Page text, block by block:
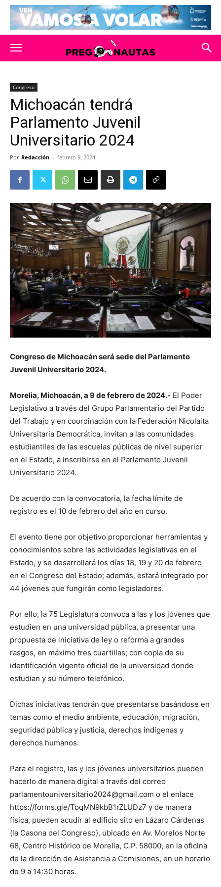
Congreso
Michoacán tendrá
Parlamento Juvenil
Universitario 2024
Por Redacción - febrero 9, 2024
Congreso de Michoacán será sede del Parlamento
Juvenil Universitario 2024.
Morelia, Michoacán, a 9 de febrero de 2024.- El Poder
Legislativo a través del Grupo Parlamentario del Partido
del Trabajo y en coordinación con la Federación Nicolaita
Universitaria Democrática, invitan a las comunidades
estudiantiles de las escuelas públicas de nivel superior
en el Estado, a inscribirse en el Parlamento Juvenil
Universitario 2024.
De acuerdo con la convocatoria, la fecha límite de
registro es el 10 de febrero del año en curso.
El evento tiene por objetivo proporcionar herramientas y
conocimientos sobre las actividades legislativas en el
Estado, y se desarrollará los días 18, 19 y 20 de febrero
en el Congreso del Estado; además, estará integrado por
44 jóvenes que fungirán como legisladores.
Por ello, la 75 Legislatura convoca a las y los jóvenes que
estudien en una universidad pública, a presentar una
propuesta de iniciativa de ley o reforma a grandes
rasgos, en máximo tres cuartillas; con copia de su
identificación vigente oficial de la universidad donde
estudian y su número telefónico.
Dichas iniciativas tendrán que presentarse basándose en
temas como el medio ambiente, educación, migración,
seguridad pública y justicia, derechos indígenas y
derechos humanos.
Para el registro, las y los jóvenes universitarios pueden
hacerlo de manera digital a través del correo
parlamentouniversitario2024@gmail.com o el enlace
https://forms.gle/ToqMN9kbB1rZLUDz7 y de manera
física, pueden acudir al edificio sito en Lázaro Cárdenas
(la Casona del Congreso), ubicado en Av. Morelos Norte
68, Centro Histórico de Morelia, C.P. 58000, en la oficina
de la dirección de Asistencia a Comisiones, en un horario
de 9 a 14:30 horas.